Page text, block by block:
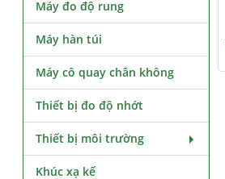
Máy đo độ rung
Máy hàn túi
Máy cô quay chân không
Thiết bị đo độ nhớt
Thiết bị môi trường
Khúc xạ kế